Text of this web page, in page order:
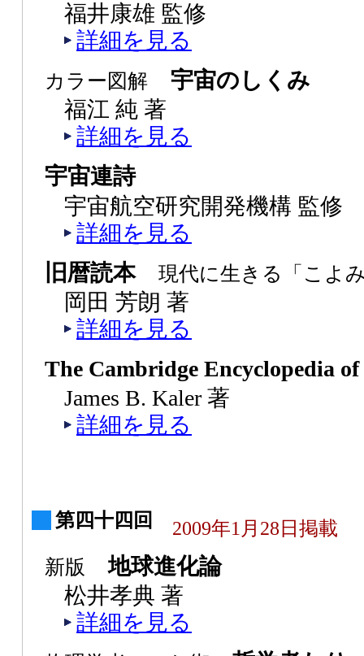
福井康雄 監修
詳細を見る
カラー図解 宇宙のしくみ
福江 純 著
詳細を見る
宇宙連詩
宇宙航空研究開発機構 監修
詳細を見る
旧暦読本 現代に生きる「こよ
岡田 芳朗 著
詳細を見る
The Cambridge Encyclopedia of
James B. Kaler 著
詳細を見る
第四十四回 2009年1月28日掲載
新版
地球進化論
松井孝典 著
詳細を見る